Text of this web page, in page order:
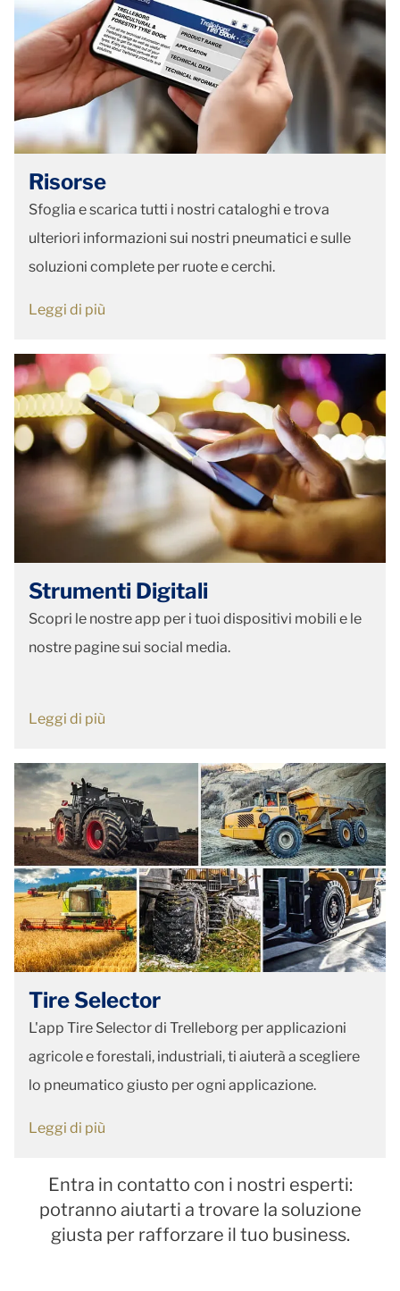
Risorse
Sfoglia e scarica tutti i nostri cataloghi e trova
ulteriori informazioni sui nostri pneumatici e sulle
soluzioni complete per ruote e cerchi.
Leggi di più
Strumenti Digitali
Scopri le nostre app per i tuoi dispositivi mobili e le
nostre pagine sui social media.
Leggi di più
Tire Selector
L'app Tire Selector di Trelleborg per applicazioni
agricole e forestali, industriali, ti aiuterà a scegliere
lo pneumatico giusto per ogni applicazione.
Leggi di più
Entra in contatto con i nostri esperti:
potranno aiutarti a trovare la soluzione
giusta per rafforzare il tuo business.